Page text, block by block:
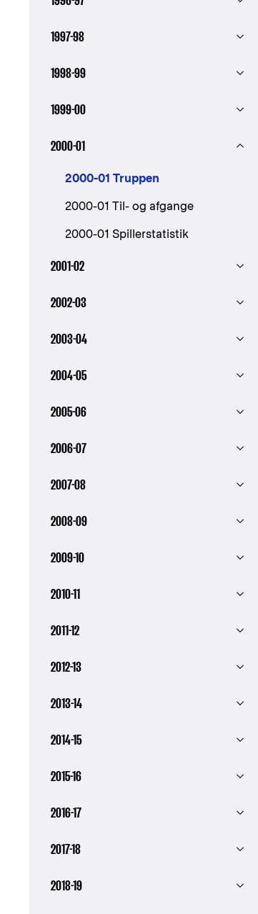
1997-98
1998-99
1999-00
2000-01
2000-01 Truppen
2000-01 Til- og afgange
2000-01 Spillerstatistik
2001-02
2002-03
2003-04
2004-05
2005-06
2006-07
2007-08
2008-09
2009-10
2010-11
2011-12
2012-13
2013-14
2014-15
2015-16
2016-17
2017-18
2018-19